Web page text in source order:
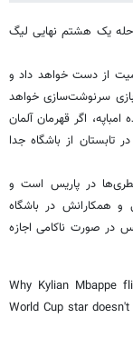
مرحله یک هشتم نهایی لیگ
از دست خواهد داد و
در ۸ مارس که قطعاً بازی سرنوشت‌سازی خواهد
اگر قهرمان آلمان
۷ پاریس می‌تواند در تابستان از باشگاه جدا
قطری‌ها در پاریس است و
و همکارانش در باشگاه
صورت ناکامی اجازه